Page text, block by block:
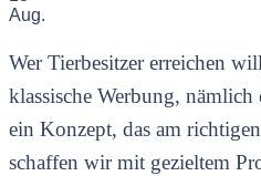
Aug.
Wer Tierbesitzer erreichen
klassische Werbung, nämlich
ein Konzept, das am
schaffen wir mit gezieltem